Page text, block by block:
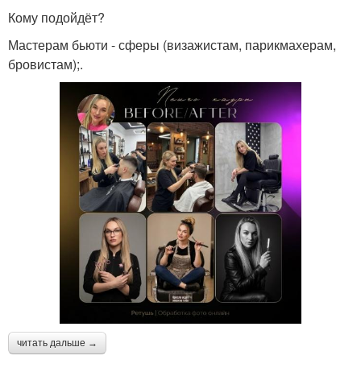
Кому подойдёт?
Мастерам бьюти - сферы (визажистам, парикмахерам,
бровистам);.
читать дальше →